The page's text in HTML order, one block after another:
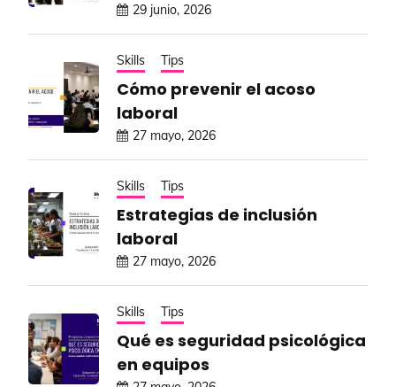
29 junio, 2026
Skills Tips
Cómo prevenir el acoso
laboral
27 mayo, 2026
Skills Tips
Estrategias de inclusión
laboral
27 mayo, 2026
Skills Tips
Qué es seguridad psicológica
en equipos